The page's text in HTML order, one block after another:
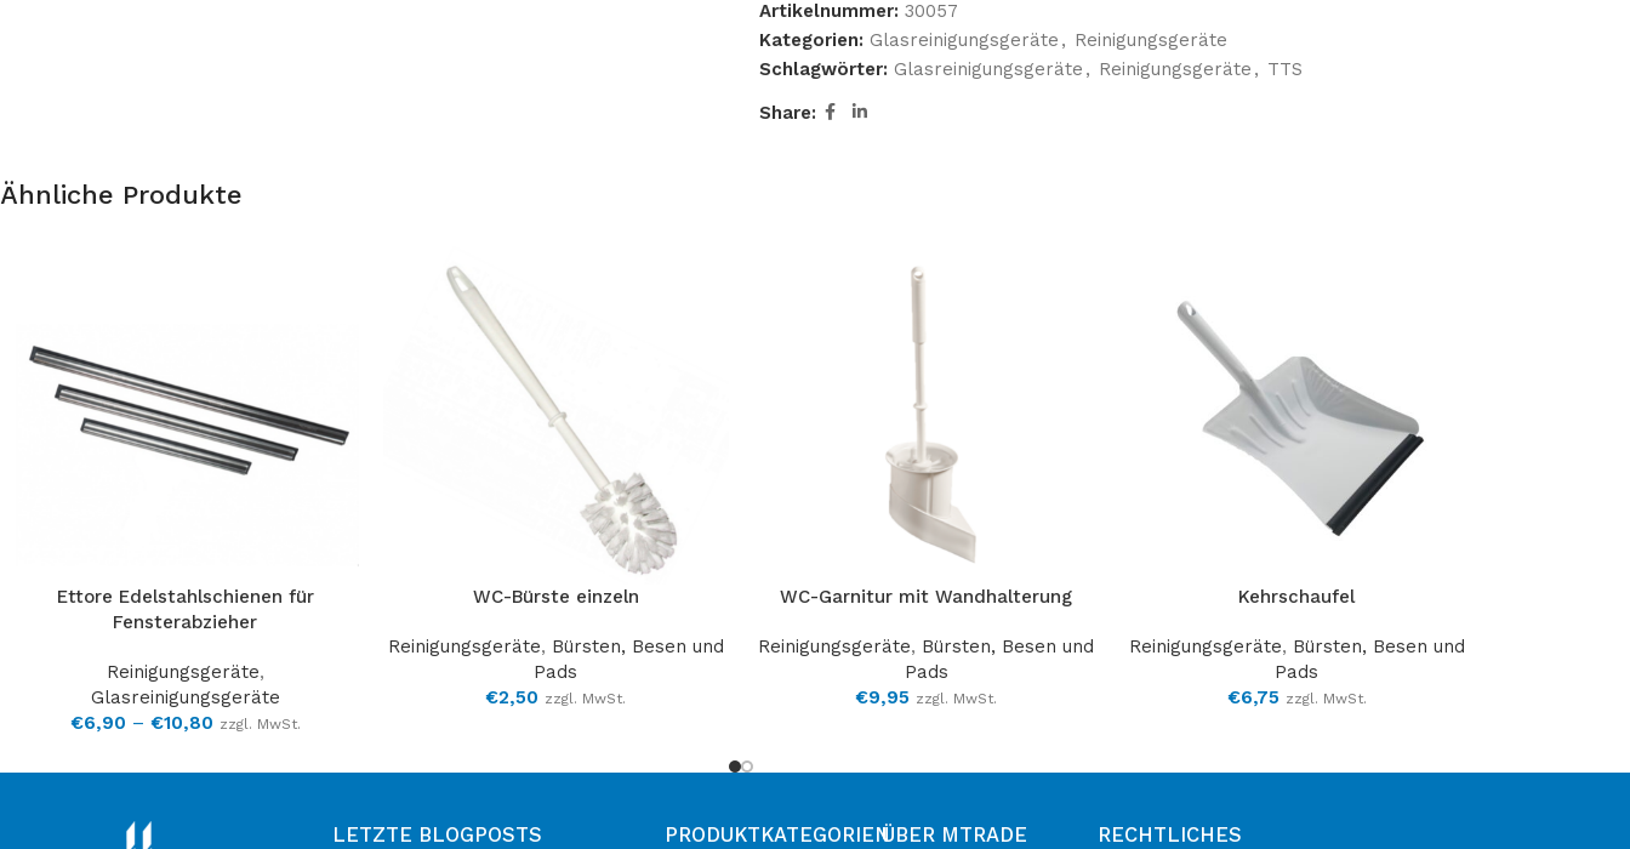
quam a natoque adipiscing a
vestibulum hendre.
elementum nam inceptos hac
parturient scelerisque vestibulum.
Artikelnummer: 30057
Kategorien: Glasreinigungsgeräte , Reinigungsgeräte
Schlagwörter: Glasreinigungsgeräte , Reinigungsgeräte , TTS
Share:
Ähnliche Produkte
Ettore Edelstahlschienen für
Fensterabzieher
Reinigungsgeräte,
Glasreinigungsgeräte
€6,90 – €10,80 zzgl. MwSt.
WC-Bürste einzeln
Reinigungsgeräte, Bürsten, Besen und
Pads
€2,50 zzgl. MwSt.
WC-Garnitur mit Wandhalterung
Reinigungsgeräte, Bürsten, Besen und
Pads
€9,95 zzgl. MwSt.
Kehrschaufel
Reinigungsgeräte, Bürsten, Besen und
Pads
€6,75 zzgl. MwSt.
LETZTE BLOGPOSTS PRODUKTKATEGORIENÜBER MTRADE RECHTLICHES